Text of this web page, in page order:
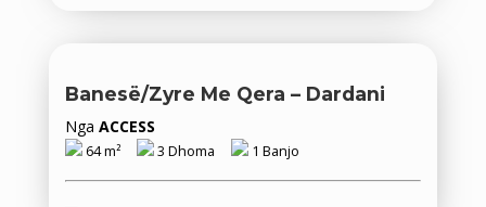
Banesë/Zyre Me Qera – Dardani
Nga ACCESS
64 m² 3 Dhoma 1 Banjo